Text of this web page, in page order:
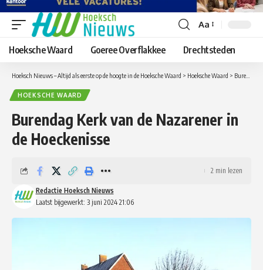
Lettergrootte
aanpassen
Aa
Hoeksche Waard Goeree Overflakkee Drechtsteden
Hoeksch Nieuws – Altijd als eerste op de hoogte in de Hoeksche Waard > Hoeksche Waard > Burendag Kerk van de Nazarener in de Hoeckenisse
HOEKSCHE WAARD
Burendag Kerk van de Nazarener in
de Hoeckenisse
Laatst bijgewerkt: 3 juni 2024 21:06
Redactie Hoeksch Nieuws
2 min lezen